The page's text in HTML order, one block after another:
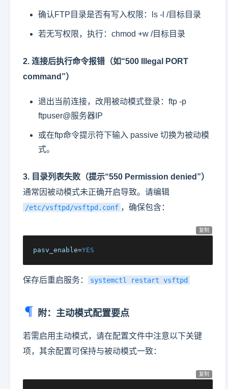
确认FTP目录是否有写入权限：ls -l /目标目录
若无写权限，执行：chmod +w /目标目录
2. 连接后执行命令报错（如“500 Illegal PORT
command”）
退出当前连接，改用被动模式登录：ftp -p
ftpuser@服务器IP
或在ftp命令提示符下输入 passive 切换为被动模
式。
3. 目录列表失败（提示“550 Permission denied”）
通常因被动模式未正确开启导致。请编辑
/etc/vsftpd/vsftpd.conf ，确保包含：
复制
pasv_enable=YES
保存后重启服务： systemctl restart vsftpd
附：主动模式配置要点
若需启用主动模式，请在配置文件中注意以下关键
项，其余配置可保持与被动模式一致：
复制